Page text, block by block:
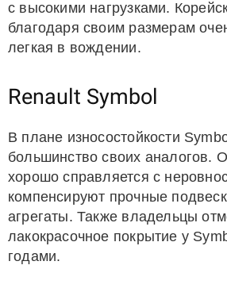
с высокими нагрузками.
благодаря своим размерам
легкая в вождении.
Renault Symbol
В плане износостойкости
большинство своих аналогов.
хорошо справляется с
компенсируют прочные
агрегаты. Также владельцы
лакокрасочное покрытие у
годами.